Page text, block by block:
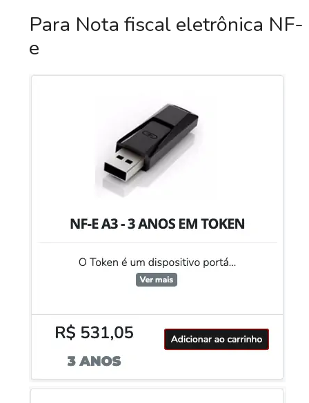
Para Nota fiscal eletrônica NF-
e